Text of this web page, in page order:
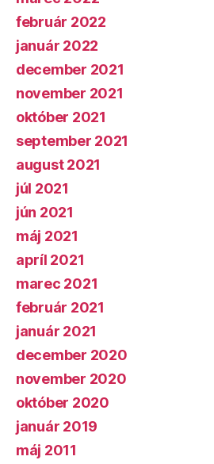
február 2022
január 2022
december 2021
november 2021
október 2021
september 2021
august 2021
júl 2021
jún 2021
máj 2021
apríl 2021
marec 2021
február 2021
január 2021
december 2020
november 2020
október 2020
január 2019
máj 2011